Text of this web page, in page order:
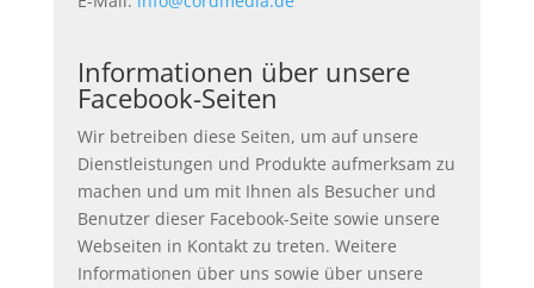
Informationen über unsere
Facebook-Seiten
Wir betreiben diese Seiten, um auf unsere
Dienstleistungen und Produkte aufmerksam zu
machen und um mit Ihnen als Besucher und
Benutzer dieser Facebook-Seite sowie unsere
Webseiten in Kontakt zu treten. Weitere
Informationen über uns sowie über unsere